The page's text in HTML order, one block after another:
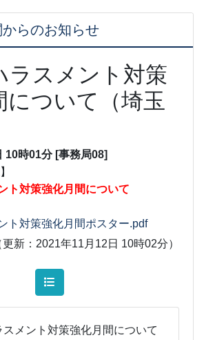
らのお知らせ
ラスメント対策
について（埼玉
10時01分 [事務局08]
ト対策強化月間について
ト対策強化月間ポスター.pdf
更新：2021年11月12日 10時02分）
スメント対策強化月間について